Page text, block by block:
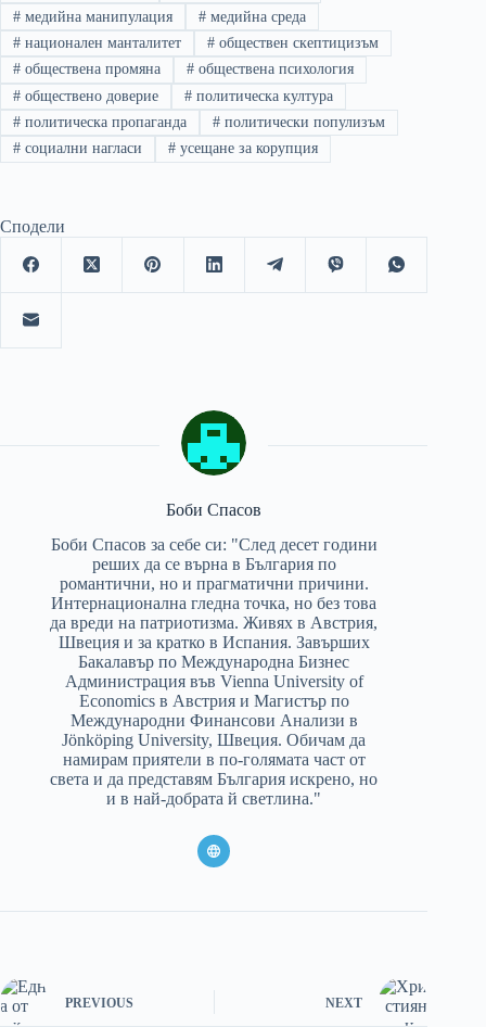
#медийна манипулация #медийна среда
#национален манталитет #обществен скептицизъм
#обществена промяна #обществена психология
#обществено доверие #политическа култура
#политическа пропаганда #политически популизъм
#социални нагласи #усещане за корупция
Сподели
Боби Спасов
Боби Спасов за себе си: "След десет години
реших да се върна в България по
романтични, но и прагматични причини.
Интернационална гледна точка, но без това
да вреди на патриотизма. Живях в Австрия,
Швеция и за кратко в Испания. Завърших
Бакалавър по Международна Бизнес
Администрация във Vienna University of
Economics в Австрия и Магистър по
Международни Финансови Анализи в
Jönköping University, Швеция. Обичам да
намирам приятели в по-голямата част от
света и да представям България искрено, но
и в най-добрата й светлина."
PREVIOUS NEXT